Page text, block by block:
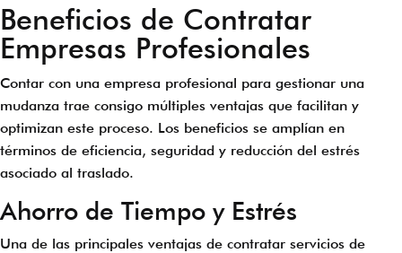
Beneficios de Contratar
Empresas Profesionales
Contar con una empresa profesional para gestionar una
mudanza trae consigo múltiples ventajas que facilitan y
optimizan este proceso. Los beneficios se amplían en
términos de eficiencia, seguridad y reducción del estrés
asociado al traslado.
Ahorro de Tiempo y Estrés
Una de las principales ventajas de contratar servicios de